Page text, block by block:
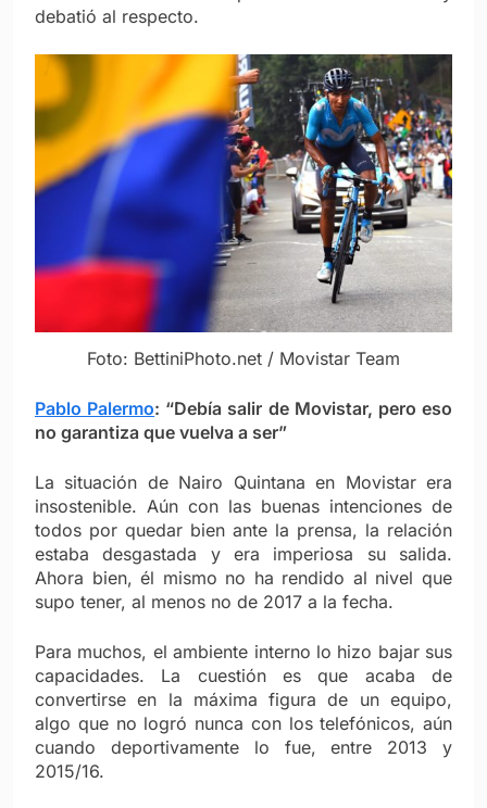
debatió al respecto.
Foto: BettiniPhoto.net / Movistar Team
Pablo Palermo: “Debía salir de Movistar, pero eso
no garantiza que vuelva a ser”
La situación de Nairo Quintana en Movistar era
insostenible. Aún con las buenas intenciones de
todos por quedar bien ante la prensa, la relación
estaba desgastada y era imperiosa su salida.
Ahora bien, él mismo no ha rendido al nivel que
supo tener, al menos no de 2017 a la fecha.
Para muchos, el ambiente interno lo hizo bajar sus
capacidades. La cuestión es que acaba de
convertirse en la máxima figura de un equipo,
algo que no logró nunca con los telefónicos, aún
cuando deportivamente lo fue, entre 2013 y
2015/16.